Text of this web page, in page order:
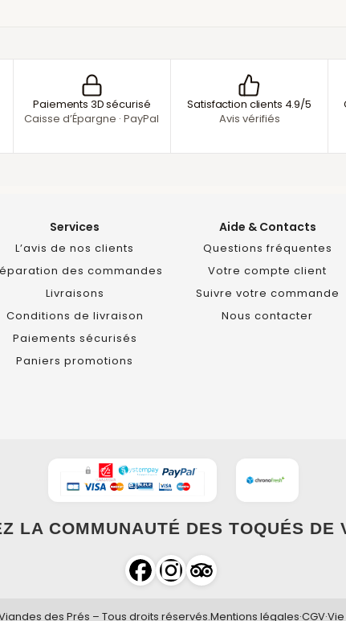
Paiements 3D sécurisé
Caisse d’Épargne · PayPal
Satisfaction clients 4.9/5
Avis vérifiés
Services
L’avis de nos clients
des commandes
Livraisons
Conditions de livraison
Paiements sécurisés
Paniers promotions
Aide & Contacts
Questions fréquentes
Votre compte client
Suivre votre commande
Nous contacter
LA COMMUNAUTÉ DES TOQUÉS DE
des Prés – Tous droits réservés.Mentions légales·CGV·